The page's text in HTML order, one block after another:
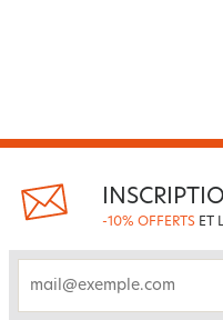
-10% OFFERTS ET
email